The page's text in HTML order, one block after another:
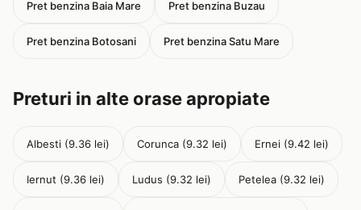
Pret benzina Baia Mare Pret benzina Buzau
Pret benzina Botosani Pret benzina Satu Mare
Preturi in alte orase apropiate
Albesti (9.36 lei) Corunca (9.32 lei) Ernei (9.42 lei)
Iernut (9.36 lei) Ludus (9.32 lei) Petelea (9.32 lei)